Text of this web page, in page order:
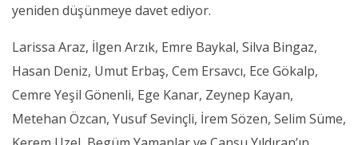
yeniden düşünmeye davet ediyor.
Larissa Araz, İlgen Arzık, Emre Baykal, Silva Bingaz,
Hasan Deniz, Umut Erbaş, Cem Ersavcı, Ece Gökalp,
Cemre Yeşil Gönenli, Ege Kanar, Zeynep Kayan,
Metehan Özcan, Yusuf Sevinçli, İrem Sözen, Selim Süme,